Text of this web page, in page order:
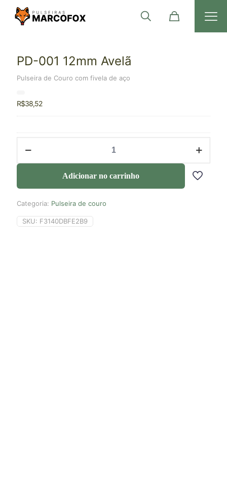
PD-001 12mm Avelã
Pulseira de Couro com fivela de aço
R$38,52
Adicionar no carrinho
Categoria: Pulseira de couro
SKU: F3140DBFE2B9